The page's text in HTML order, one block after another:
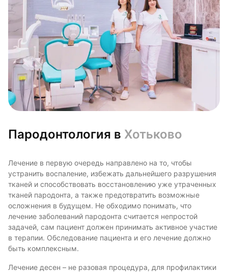
Пародонтология в Хотьково
Лечение в первую очередь направлено на то, чтобы
устранить воспаление, избежать дальнейшего разрушения
тканей и способствовать восстановлению уже утраченных
тканей пародонта, а также предотвратить возможные
осложнения в будущем. Не обходимо понимать, что
лечение заболеваний пародонта считается непростой
задачей, сам пациент должен принимать активное участие
в терапии. Обследование пациента и его лечение должно
быть комплексным.
Лечение десен – не разовая процедура, для профилактики